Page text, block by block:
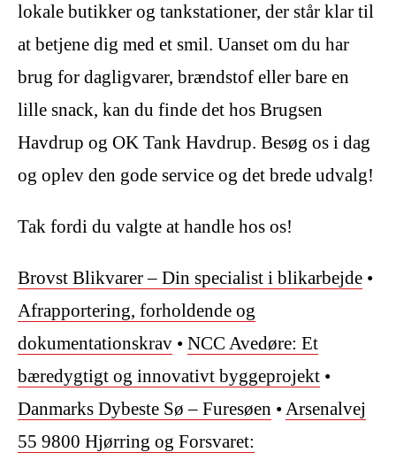
lokale butikker og tankstationer, der står klar til
at betjene dig med et smil. Uanset om du har
brug for dagligvarer, brændstof eller bare en
lille snack, kan du finde det hos Brugsen
Havdrup og OK Tank Havdrup. Besøg os i dag
og oplev den gode service og det brede udvalg!
Tak fordi du valgte at handle hos os!
Brovst Blikvarer – Din specialist i blikarbejde •
Afrapportering, forholdende og
dokumentationskrav • NCC Avedøre: Et
bæredygtigt og innovativt byggeprojekt •
Danmarks Dybeste Sø – Furesøen •Arsenalvej
55 9800 Hjørring og Forsvaret: